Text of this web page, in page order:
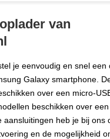
van
je eenvoudig en snel een
Galaxy smartphone.
over een micro-
beschikken over
aansluitingen heb je bij ons
en de mogelijkheid